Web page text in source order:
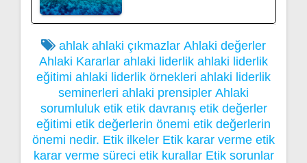
ahlak ahlaki çıkmazlar Ahlaki değerler
Ahlaki Kararlar ahlaki liderlik ahlaki liderlik
eğitimi ahlaki liderlik örnekleri ahlaki liderlik
seminerleri ahlaki prensipler Ahlaki
sorumluluk etik etik davranış etik değerler
eğitimi etik değerlerin önemi etik değerlerin
önemi nedir. Etik ilkeler Etik karar verme etik
karar verme süreci etik kurallar Etik sorunlar